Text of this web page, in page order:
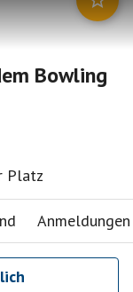
Bowling
Platz
Anmeldungen